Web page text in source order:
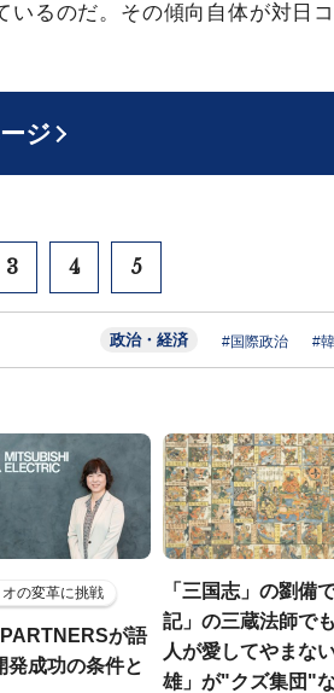
るのだ。その傾向自体が対日
ジ
3 4 5
政治・経済 #国際政治 #
の変革に挑戦
が語
発成功の条件と
「三国志」の劉備
記」の三蔵法師で
人が愛してやまな
雄」が"クズ集団"